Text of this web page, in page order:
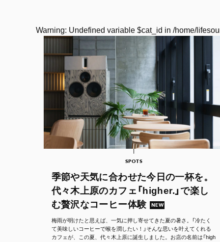
Warning: Undefined variable $cat_id in /home/
SPOTS
季節や天気に合わせた今日の一杯を。
代々木上原のカフェ「higher.」で楽し
む贅沢なコーヒー体験
NEW
梅雨が明けたと思えば、一気に押し寄せてきた夏の暑さ。「冷たく
て美味しいコーヒーで喉を潤したい！」そんな思いを叶えてくれる
カフェが、この夏、代々木上原に誕生しました。お店の名前は「high